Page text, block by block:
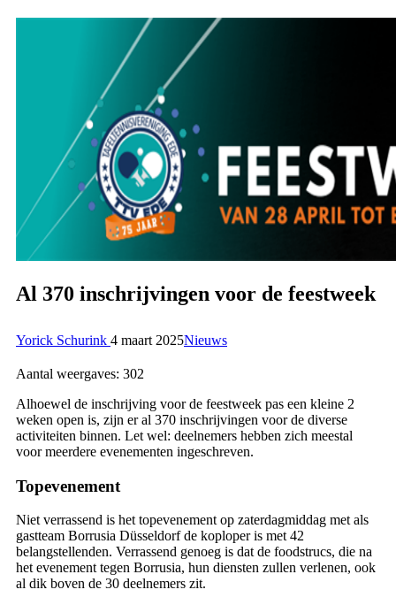
Al 370 inschrijvingen voor de feestweek
Yorick Schurink 4 maart 2025Nieuws
Aantal weergaves: 302
Alhoewel de inschrijving voor de feestweek pas een kleine 2
weken open is, zijn er al 370 inschrijvingen voor de diverse
activiteiten binnen. Let wel: deelnemers hebben zich meestal
voor meerdere evenementen ingeschreven.
Topevenement
Niet verrassend is het topevenement op zaterdagmiddag met als
gastteam Borrusia Düsseldorf de koploper is met 42
belangstellenden. Verrassend genoeg is dat de foodstrucs, die na
het evenement tegen Borrusia, hun diensten zullen verlenen, ook
al dik boven de 30 deelnemers zit.